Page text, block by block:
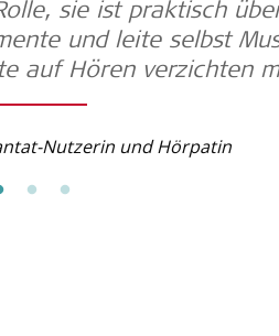
sie ist praktisch
und leite selbst
auf Hören verzichten
Nutzerin und Hörpatin